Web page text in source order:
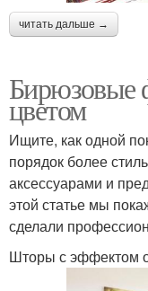
читать дальше →
Бирюзовые
цветом
Ищите, как одной
порядок более
аксессуарами и
этой статье мы
сделали
Шторы с эффектом